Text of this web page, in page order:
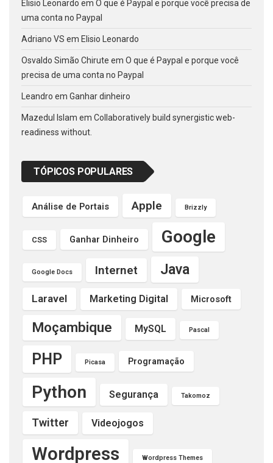
Elisio Leonardo em O que é Paypal e porque você precisa de
uma conta no Paypal
Adriano VS em Elisio Leonardo
Osvaldo Simão Chirute em O que é Paypal e porque você
precisa de uma conta no Paypal
Leandro em Ganhar dinheiro
Mazedul Islam em Collaboratively build synergistic web-
readiness without.
TÓPICOS POPULARES
Análise de Portais Apple Brizzly
CSS Ganhar Dinheiro Google
Google Docs Internet Java
Laravel Marketing Digital Microsoft
Moçambique MySQL Pascal
PHP Picasa Programação
Python Segurança Takomoz
Twitter Videojogos
Wordpress Wordpress Themes